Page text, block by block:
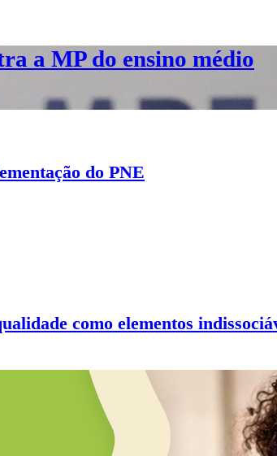
a MP do ensino médio
do PNE
como elementos